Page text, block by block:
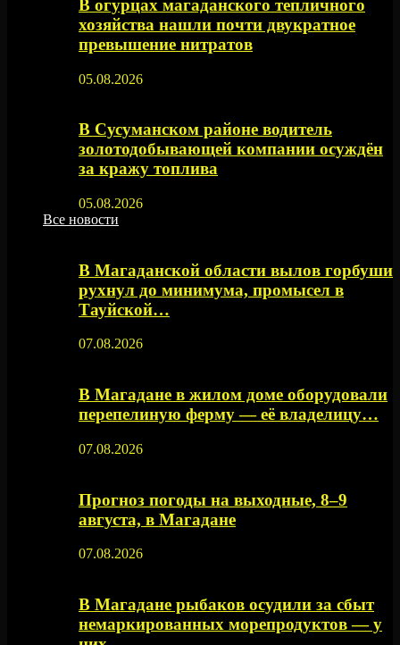
В огурцах магаданского тепличного
хозяйства нашли почти двукратное
превышение нитратов
05.08.2026
В Сусуманском районе водитель
золотодобывающей компании осуждён
за кражу топлива
05.08.2026
Все новости
В Магаданской области вылов горбуши
рухнул до минимума, промысел в
Тауйской…
07.08.2026
В Магадане в жилом доме оборудовали
перепелиную ферму — её владелицу…
07.08.2026
Прогноз погоды на выходные, 8–9
августа, в Магадане
07.08.2026
В Магадане рыбаков осудили за сбыт
немаркированных морепродуктов — у